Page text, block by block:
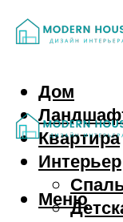
Дом
Квартира
Интерьер
Меню